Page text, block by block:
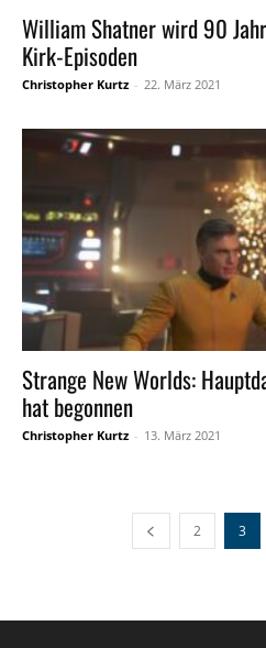
William Shatner wird 90
Kirk-Episoden
Christopher Kurtz - 22. März 2021
Strange New Worlds:
hat begonnen
Christopher Kurtz - 13. März 2021
2 3